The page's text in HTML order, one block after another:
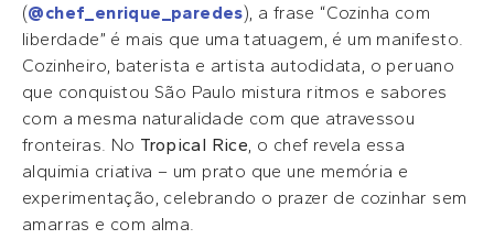
(@chef_enrique_paredes), a frase “Cozinha com
liberdade” é mais que uma tatuagem, é um manifesto.
Cozinheiro, baterista e artista autodidata, o peruano
que conquistou São Paulo mistura ritmos e sabores
com a mesma naturalidade com que atravessou
fronteiras. No Tropical Rice , o chef revela essa
alquimia criativa – um prato que une memória e
experimentação, celebrando o prazer de cozinhar sem
amarras e com alma.